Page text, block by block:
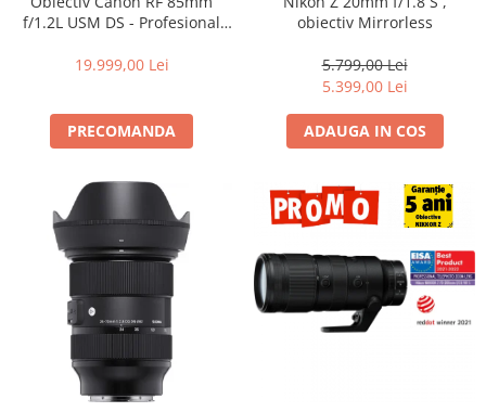
Becuri si lampa blitz studio
Imprimante si Consumabile
Imprimante
Scannere Documente
Hartie foto
Filme foto si scanere film
Materiale foto alb-negru
Aparate foto unica folosinta
Filme instant FUJI INSTAX
f/1.2L USM DS - Profesional
L
19.999,00 Lei
PRECOMANDA
obiectiv Mirrorless
5.799,00 Lei
5.399,00 Lei
ADAUGA IN COS